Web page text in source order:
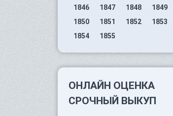
1846
1847 1848
1849
1850
1851 1852
1853
1854
1855
ОНЛАЙН ОЦЕНКА
СРОЧНЫЙ ВЫКУП